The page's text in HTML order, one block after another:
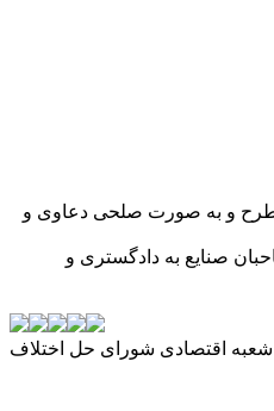
مطرح و به صورت صلحی دعاوی و
صنایع به دادگستری و
شعبه اقتصادی شورای حل اختلاف